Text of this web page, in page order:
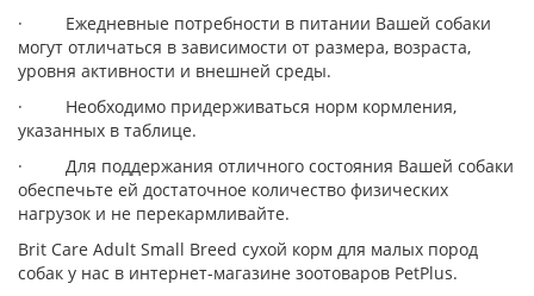
· Ежедневные потребности в питании Вашей собаки
могут отличаться в зависимости от размера, возраста,
уровня активности и внешней среды.
· Необходимо придерживаться норм кормления,
указанных в таблице.
· Для поддержания отличного состояния Вашей собаки
обеспечьте ей достаточное количество физических
нагрузок и не перекармливайте.
Brit Care Adult Small Breed сухой корм для малых пород
собак у нас в интернет-магазине зоотоваров PetPlus.